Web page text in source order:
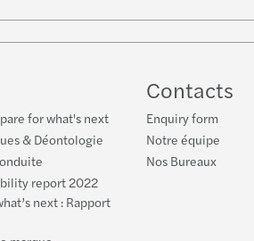
for what's next
& Déontologie
report 2022
next : Rapport
Contacts
Enquiry form
Notre équipe
Nos Bureaux